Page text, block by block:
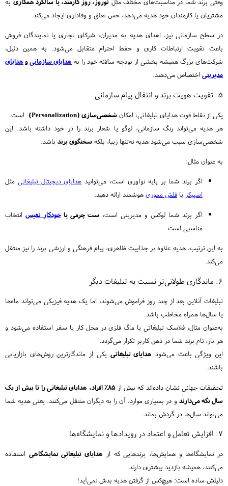
مشتریان یا کارمندان خود هدیه می‌دهد، حس تعلق و وفاداری ایجاد می‌کند.
در سطح سازمانی نیز، اهدای هدیه به مدیران، شرکای تجاری یا نمایندگان فروش
باعث تقویت ارتباطات کاری و حفظ احترام متقابل می‌شود. به همین دلیل،
شرکت‌های بزرگ همیشه بخشی از بودجه سالانه خود را به هدایای سازمانیو هدایای
مدیریتی اختصاص می‌دهند.
۵. تقویت هویت برند و انتقال پیام سازمانی
یکی از نقاط قوت هدایای تبلیغاتی، امکان شخصی‌سازی (Personalization)
است.
هر هدیه می‌تواند رنگ سازمانی، لوگو یا شعار برند را در خود داشته باشد. این
شخصی‌سازی سبب می‌شود هدیه نه‌تنها زیبا، بلکه سخنگوی برند باشد.
به عنوان مثال:
اگر برند شما بر پایه نوآوری است، می‌توانید هدایای دیجیتال تبلیغاتی مثل
اسپیکر یا فلش مموری هوشمند ارائه دهید.
اگر برند شما لوکس و مدیریتی است، ست چرمی یا خودکار نفیس انتخاب
مناسبی است.
به این ترتیب، هدیه علاوه بر جذابیت ظاهری، پیام فرهنگی و ارزشی برند را نیز منتقل
می‌کند.
۶. ماندگاری طولانی‌تر نسبت به تبلیغات دیگر
تبلیغات آنلاین بعد از چند روز فراموش می‌شوند، اما یک هدیه فیزیکی می‌تواند ماه‌ها
یا سال‌ها همراه مخاطب باشد.
به‌عنوان مثال، فلاسک تبلیغاتی یا ماگ فلزی در محل کار یا سفر استفاده می‌شود و
هر بار، نام برند شما در ذهن کاربر تکرار می‌گردد.
این ویژگی باعث می‌شود هدایای تبلیغاتی یکی از ماندگارترین روش‌های بازاریابی
باشند.
تحقیقات جهانی نشان داده‌اند که بیش از
۸۵٪ افراد، هدایای تبلیغاتی را تا بیش از یک
سال نگه می‌دارند و در بسیاری موارد، آن را به دیگران منتقل می‌کنند. یعنی هدیه شما
می‌تواند سال‌ها در گردش بماند.
۷. افزایش تعامل و اعتماد در رویدادها و نمایشگاه‌ها
در نمایشگاه‌ها و همایش‌ها، برندهایی که از هدایای تبلیغاتی نمایشگاهی استفاده
می‌کنند، همیشه بازدید بیشتری دارند.
دلیلش ساده است: هیچ‌کس از گرفتن هدیه بدش نمی‌آید!